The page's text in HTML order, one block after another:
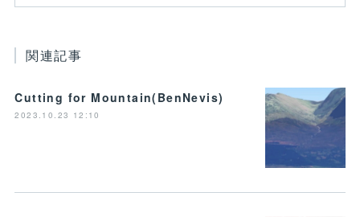
関連記事
Cutting for Mountain(BenNevis)
2023.10.23 12:10